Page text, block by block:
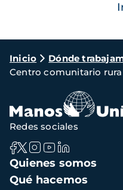
Ruta
de
navegación
Inicio Dónde
Centro comunitario
Navegación
principal
Quienes somos
Qué hacemos
Redes sociales